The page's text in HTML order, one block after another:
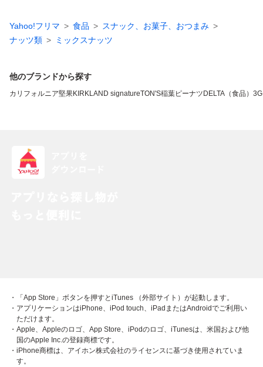
Yahoo!フリマ 食品
スナック、お菓子、おつまみ
ナッツ類
ミックスナッツ
他のブランドから探す
カリフォルニア堅果KIRKLAND signatureTON'S稲葉ピーナツ DELTA（食品）
・「App Store」ボタンを押すとiTunes （外部サイト）が起動します。
・アプリケーションはiPhone、iPod touch、iPadまたはAndroidでご利用い
ただけます。
・Apple、Appleのロゴ、App Store、iPodのロゴ、iTunesは、米国および他
国のApple Inc.の登録商標です。
・iPhone商標は、アイホン株式会社のライセンスに基づき使用されていま
す。